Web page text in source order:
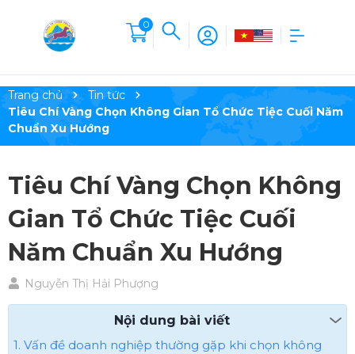
0
Trang chủ
Tin tức
Tiêu Chí Vàng Chọn Không Gian Tổ Chức Tiệc Cuối Năm
Chuẩn Xu Hướng
Tiêu Chí Vàng Chọn Không
Gian Tổ Chức Tiệc Cuối
Năm Chuẩn Xu Hướng
Nguyễn Thị Hải Phượng
Nội dung bài viết
1. Vấn đề doanh nghiệp thường gặp khi chọn không